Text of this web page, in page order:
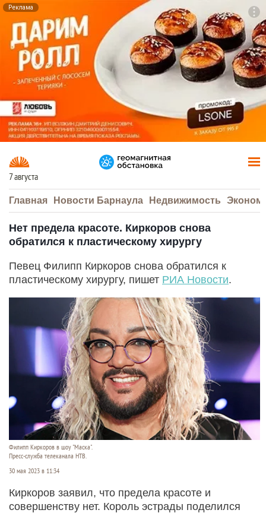
Реклама
7 августа
Главная Новости Барнаула Недвижимость
Нет предела красоте. Киркоров снова
обратился к пластическому хирургу
Певец Филипп Киркоров снова обратился к
пластическому хирургу, пишет РИА Новости.
Филипп Киркоров в шоу "Маска".
Пресс-служба телеканала НТВ.
30 мая 2023 в 11:34
Киркоров заявил, что предела красоте и
совершенству нет. Король эстрады поделился